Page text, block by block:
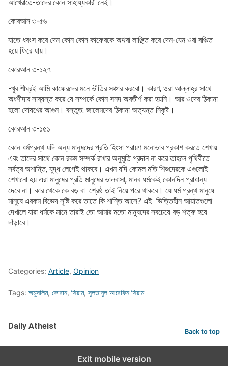
আখেরাতে-তাদের কোন সাহায্যকারী নেই।
কোরআন ৩-৫৬
যাতে ধবংস করে দেন কোন কোন কাফেরকে অথবা লাঞ্ছিত করে দেন-যেন ওরা বঞ্চিত
হয়ে ফিরে যায়।
কোরআন ৩-১২৭
-খুব শীঘ্রই আমি কাফেরদের মনে ভীতির সঞ্চার করবো। কারণ, ওরা আল্লাহ্র সাথে
অংশীদার সাব্যস্ত করে যে সম্পর্কে কোন সনদ অবতীর্ণ করা হয়নি। আর ওদের ঠিকানা
হলো দোযখের আগুন। বস্তুত: জালেমদের ঠিকানা অত্যন্ত নিকৃষ্ট।
কোরআন ৩-১৫১
কোন ধর্মগ্রন্থ যদি অন্য মানুষদের প্রতি হিংসা পরায়ণ মনোভাব প্রকাশ করতে শেখায়
এবং তাদের সাথে কোন রকম সম্পর্ক রাখার অনুমুতি প্রদান না করে তাহলে পৃথিবীতে
সর্বত্র অশান্তি, যুদ্ধ লেগেই থাকবে। এখন যদি কোমল মতি শিশুদেরকে এগুলোই
শেখানো হয় এরা মানুষের প্রতি মানুষের ভালবাসা, মানব ধর্মকেই কোনদিন প্রাধান্য
দেবে না। কার থেকে কে বড় বা শ্রেষ্ঠ তাই নিয়ে পরে থাকবে। যে ধর্ম গ্রন্থ মানুষে
মানুষে এরকম বিভেদ সৃষ্টি করে তাতে কি শান্তি আসে? এই ভিত্তিহীন আয়াতগুলো
দেখালে যারা ধর্মকে মানে তারাই তো আমার মতো মানুষদের সবচেয়ে বড় শত্রু হয়ে
দাঁড়াবে।
Categories: Article, Opinion
Tags: অমুসলিম, কোরান, সিয়াম, সুলতানুল আরেফিন সিয়াম
Daily Atheist
Back to top
Exit mobile version